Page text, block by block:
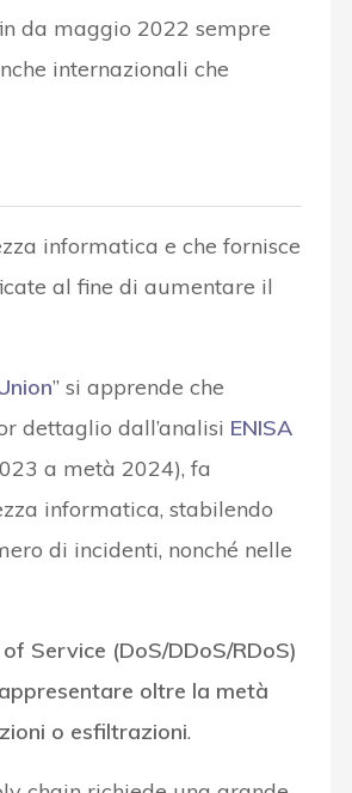
da maggio 2022 sempre
internazionali che
informatica e che fornisce
al fine di aumentare il
” si apprende che
dettaglio dall’analisi ENISA
a metà 2024), fa
informatica, stabilendo
di incidenti, nonché nelle
Service (DoS/DDoS/RDoS)
oltre la metà
o esfiltrazioni.